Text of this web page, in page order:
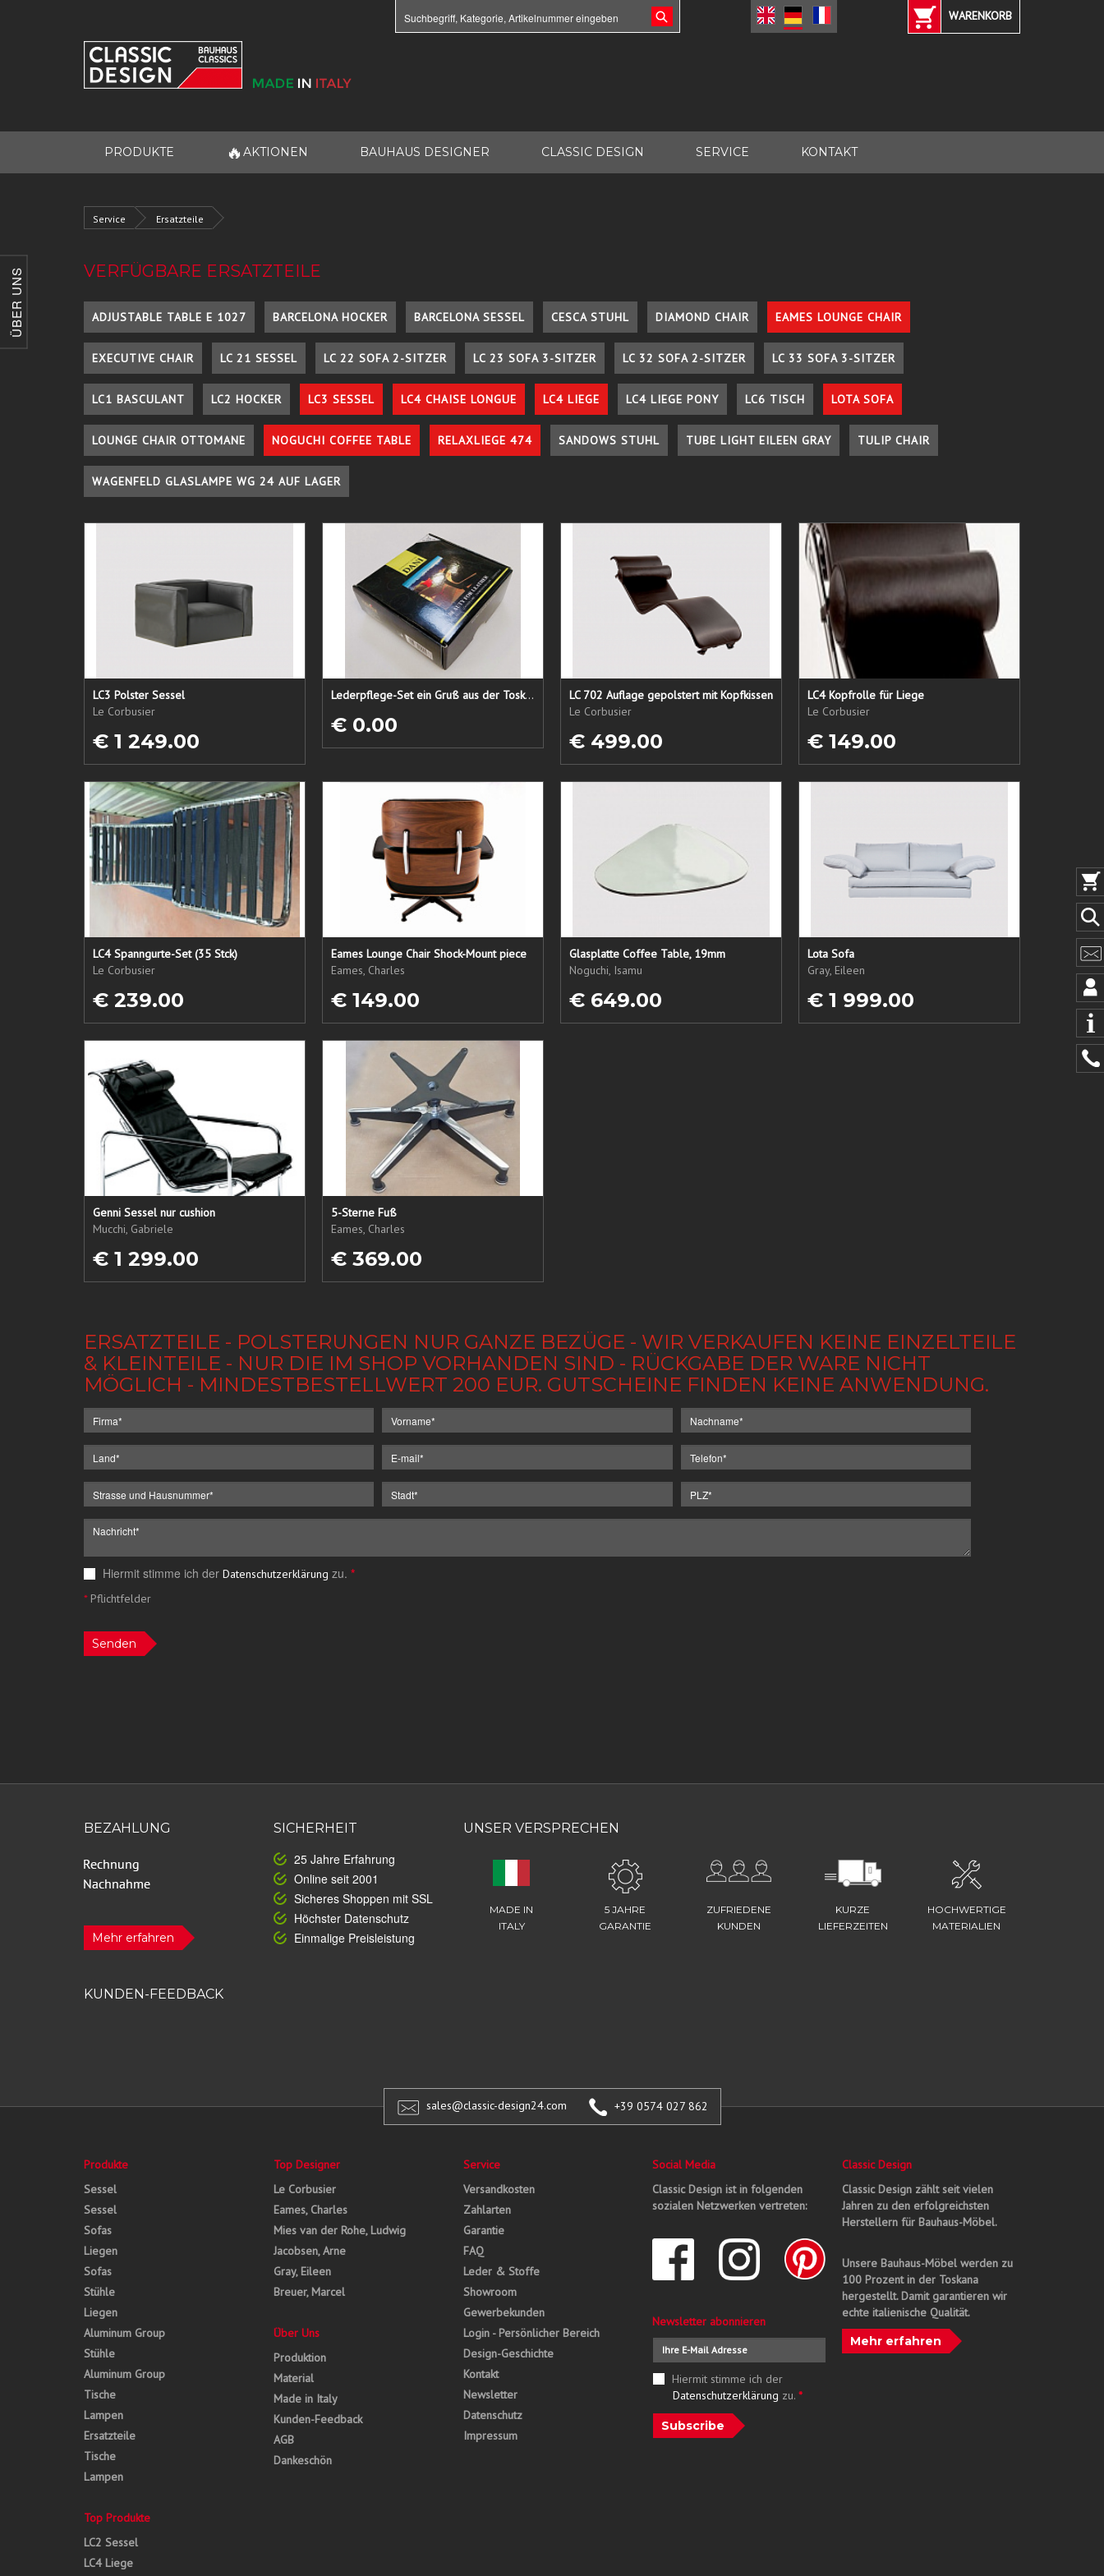
ÜBER UNS
WARENKORB
PRODUKTE 🔥 AKTIONEN BAUHAUS DESIGNER CLASSIC DESIGN SERVICE KONTAKT
Service Ersatzteile
VERFÜGBARE ERSATZTEILE
ADJUSTABLE TABLE E 1027 BARCELONA HOCKER BARCELONA SESSEL CESCA STUHL DIAMOND CHAIR EAMES LOUNGE CHAIR
EXECUTIVE CHAIR LC 21 SESSEL LC 22 SOFA 2-SITZER LC 23 SOFA 3-SITZER LC 32 SOFA 2-SITZER LC 33 SOFA 3-SITZER
LC1 BASCULANT LC2 HOCKER LC3 SESSEL LC4 CHAISE LONGUE LC4 LIEGE LC4 LIEGE PONY LC6 TISCH LOTA SOFA
LOUNGE CHAIR OTTOMANE NOGUCHI COFFEE TABLE RELAXLIEGE 474 SANDOWS STUHL TUBE LIGHT EILEEN GRAY TULIP CHAIR
WAGENFELD GLASLAMPE WG 24 AUF LAGER
LC3 Polster Sessel
Le Corbusier
€ 1 249.00
Lederpflege-Set ein Gruß aus der Toskana...
€ 0.00
LC 702 Auflage gepolstert mit Kopfkissen
Le Corbusier
€ 499.00
LC4 Kopfrolle für Liege
Le Corbusier
€ 149.00
LC4 Spanngurte-Set (35 Stck)
Le Corbusier
€ 239.00
Eames Lounge Chair Shock-Mount piece
Eames, Charles
€ 149.00
Glasplatte Coffee Table, 19mm
Noguchi, Isamu
€ 649.00
Lota Sofa
Gray, Eileen
€ 1 999.00
Genni Sessel nur cushion
Mucchi, Gabriele
€ 1 299.00
5-Sterne Fuß
Eames, Charles
€ 369.00
ERSATZTEILE - POLSTERUNGEN NUR GANZE BEZÜGE - WIR VERKAUFEN KEINE EINZELTEILE
& KLEINTEILE - NUR DIE IM SHOP VORHANDEN SIND - RÜCKGABE DER WARE NICHT
MÖGLICH - MINDESTBESTELLWERT 200 EUR. GUTSCHEINE FINDEN KEINE ANWENDUNG.
Hiermit stimme ich der Datenschutzerklärung zu. *
*Pflichtfelder
Senden
BEZAHLUNG
Mehr erfahren
SICHERHEIT
25 Jahre Erfahrung
Online seit 2001
Sicheres Shoppen mit SSL
Höchster Datenschutz
Einmalige Preisleistung
UNSER VERSPRECHEN
MADE IN
ITALY
5 JAHRE
GARANTIE
ZUFRIEDENE
KUNDEN
KURZE
LIEFERZEITEN
HOCHWERTIGE
MATERIALIEN
KUNDEN-FEEDBACK
sales@classic-design24.com +39 0574 027 862
Produkte
Sessel
Sessel
Sofas
Liegen
Sofas
Stühle
Liegen
Aluminum Group
Stühle
Aluminum Group
Tische
Lampen
Ersatzteile
Tische
Lampen
Top Produkte
LC2 Sessel
LC4 Liege
Top Designer
Le Corbusier
Eames, Charles
Mies van der Rohe, Ludwig
Jacobsen, Arne
Gray, Eileen
Breuer, Marcel
Über Uns
Produktion
Material
Made in Italy
Kunden-Feedback
AGB
Dankeschön
Service
Versandkosten
Zahlarten
Garantie
FAQ
Leder & Stoffe
Showroom
Gewerbekunden
Login - Persönlicher Bereich
Design-Geschichte
Kontakt
Newsletter
Datenschutz
Impressum
Social Media
Classic Design ist in folgenden
sozialen Netzwerken vertreten:
Newsletter abonnieren
Hiermit stimme ich der
Datenschutzerklärung zu. *
Subscribe
Classic Design
Classic Design zählt seit vielen
Jahren zu den erfolgreichsten
Herstellern für Bauhaus-Möbel.
Unsere Bauhaus-Möbel werden zu
100 Prozent in der Toskana
hergestellt. Damit garantieren wir
echte italienische Qualität.
Mehr erfahren